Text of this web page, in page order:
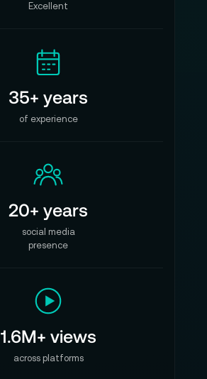
Excellent
35+ years
of experience
20+ years
social media
presence
1.6M+ views
across platforms